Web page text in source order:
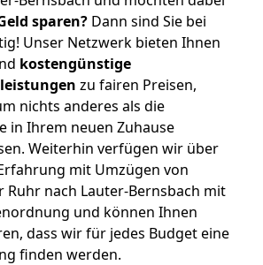
sparen? Dann sind Sie bei
Unser Netzwerk bieten Ihnen
kostengünstige
zu fairen Preisen,
nichts anderes als die
in Ihrem neuen Zuhause
Weiterhin verfügen wir über
mit Umzügen von
Ruhr nach Lauter-Bernsbach mit
und können Ihnen
dass wir für jedes Budget eine
finden werden.